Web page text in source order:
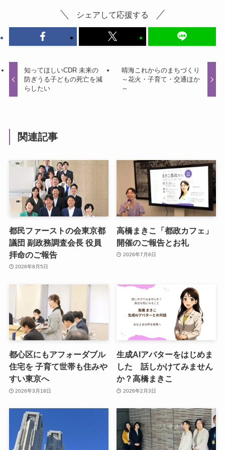
シェアして応援する
知ってほしいCDR 未来の
防ぎうる子どもの死亡を減
らしたい
晴海これからのまちづくり
～花火・子育て・交通ほか
～
関連記事
都民ファーストの会東京都
議団 副政務調査会長 役員
拝命のご報告
2026年8月5日
高橋まきこ「都政カフェ」
開催のご報告とお礼
2026年7月6日
都心区にもアフォーダブル
住宅を 子育て世帯も住みや
すい東京へ
2026年3月18日
生成AIアバターをはじめま
した 話しかけてみません
か？高橋まきこ
2026年2月3日